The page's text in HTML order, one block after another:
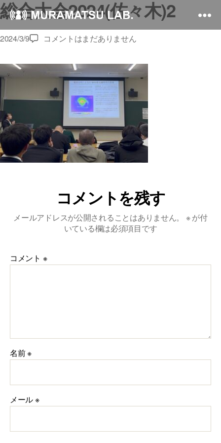
総合大会2024(佐々木)2
2024/3/9
総
大
会
2024(佐々
木)2
コメントはまだありません
コメントを残す
メールアドレスが公開されることはありません。 ※が付
いている欄は必須項目です
コメント ※
名前※
メール※